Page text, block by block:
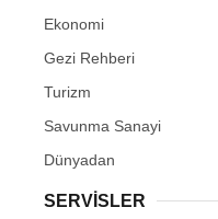
Ekonomi
Gezi Rehberi
Turizm
Savunma Sanayi
Dünyadan
SERVİSLER